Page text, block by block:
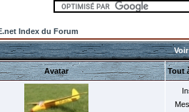
Index du Forum
Avatar Tout